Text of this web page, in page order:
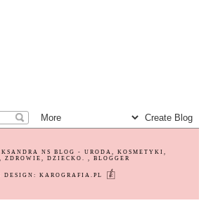
NS BLOG - URODA, KOSMETYKI,
ZDROWIE, DZIECKO.
, BLOGGER
DESIGN:KAROGRAFIA.PL